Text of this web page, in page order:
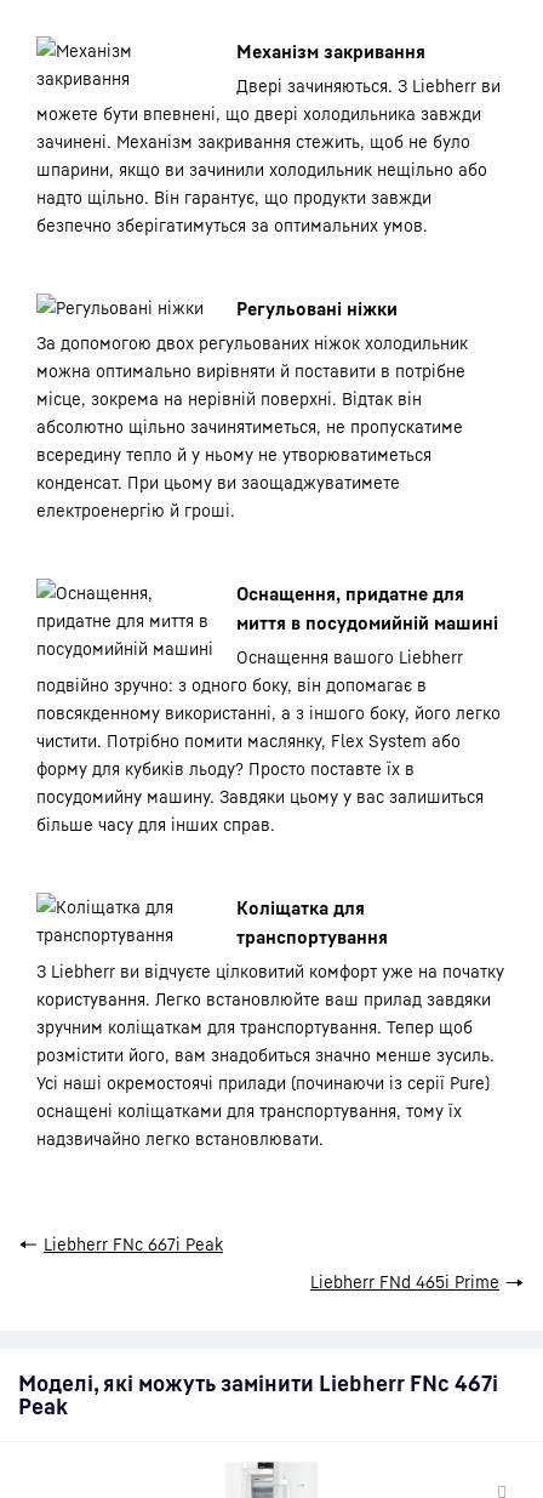
Механізм закривання
Двері зачиняються. З Liebherr ви
можете бути впевнені, що двері холодильника завжди
зачинені. Механізм закривання стежить, щоб не було
шпарини, якщо ви зачинили холодильник нещільно або
надто щільно. Він гарантує, що продукти завжди
безпечно зберігатимуться за оптимальних умов.
Регульовані ніжки
За допомогою двох регульованих ніжок холодильник
можна оптимально вирівняти й поставити в потрібне
місце, зокрема на нерівній поверхні. Відтак він
абсолютно щільно зачинятиметься, не пропускатиме
всередину тепло й у ньому не утворюватиметься
конденсат. При цьому ви заощаджуватимете
електроенергію й гроші.
Оснащення, придатне для
миття в посудомийній машині
Оснащення вашого Liebherr
подвійно зручно: з одного боку, він допомагає в
повсякденному використанні, а з іншого боку, його легко
чистити. Потрібно помити маслянку, Flex System або
форму для кубиків льоду? Просто поставте їх в
посудомийну машину. Завдяки цьому у вас залишиться
більше часу для інших справ.
Коліщатка для
транспортування
З Liebherr ви відчуєте цілковитий комфорт уже на початку
користування. Легко встановлюйте ваш прилад завдяки
зручним коліщаткам для транспортування. Тепер щоб
розмістити його, вам знадобиться значно менше зусиль.
Усі наші окремостоячі прилади (починаючи із серії Pure)
оснащені коліщатками для транспортування, тому їх
надзвичайно легко встановлювати.
← Liebherr FNc 667i Peak
Liebherr FNd 465i Prime →
Моделі, які можуть замінити Liebherr FNc 467i
Peak